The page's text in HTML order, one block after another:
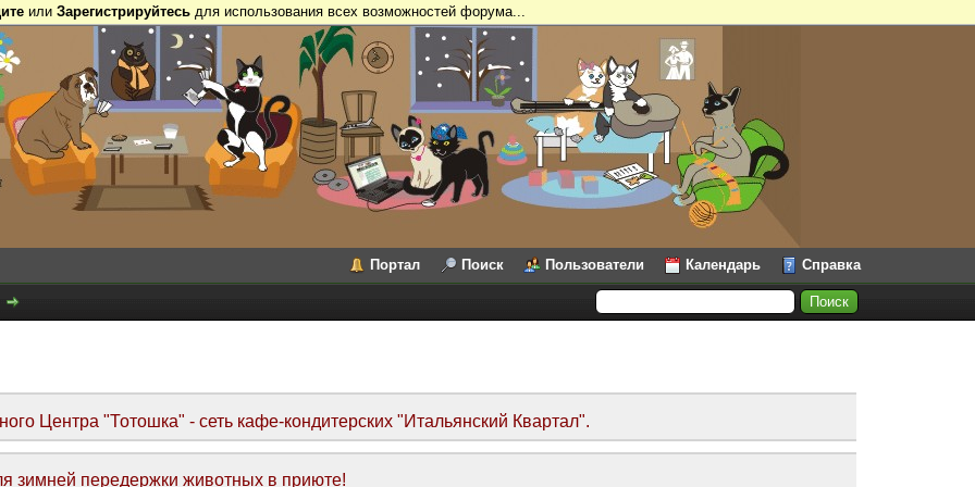
или Зарегистрируйтесь для использования всех возможностей форума...
Портал Поиск Пользователи Календарь Справка
Центра "Тотошка" - сеть кафе-кондитерских "Итальянский Квартал".
зимней передержки животных в приюте!